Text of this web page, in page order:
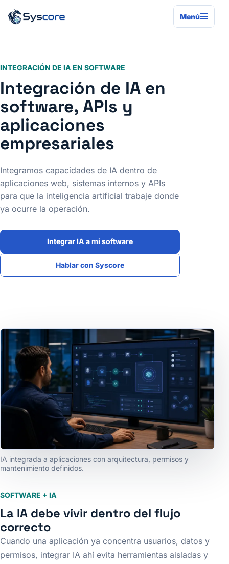
Menú
INTEGRACIÓN DE IA EN SOFTWARE
Integración de IA en
software, APIs y
aplicaciones
empresariales
Integramos capacidades de IA dentro de
aplicaciones web, sistemas internos y APIs
para que la inteligencia artificial trabaje donde
ya ocurre la operación.
Integrar IA a mi software
Hablar con Syscore
IA integrada a aplicaciones con arquitectura, permisos y
mantenimiento definidos.
SOFTWARE + IA
La IA debe vivir dentro del flujo
correcto
Cuando una aplicación ya concentra usuarios, datos y
permisos, integrar IA ahí evita herramientas aisladas y